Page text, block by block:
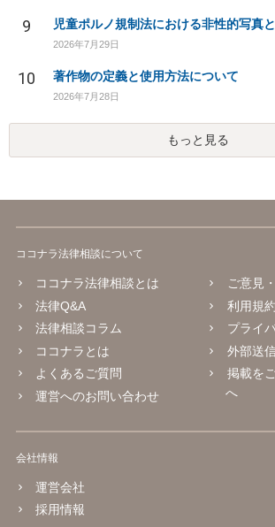
9 児童ポルノ規制法における非性的写真
2026年7月29日
10 著作物の定義と使用方法について
2026年7月28日
もっと見る
ココナラ法律相談について
ココナラ法律相談とは
法律Q&A
法律相談コラム
ココナラとは
よくあるご質問
運営へのお問い合わせ
ご意見
利用規約
プライ
外部送
掲載を
へ
会社情報
運営会社
採用情報